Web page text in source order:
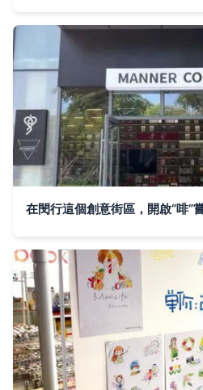
在閔行這個創意街區，開啟“啡”